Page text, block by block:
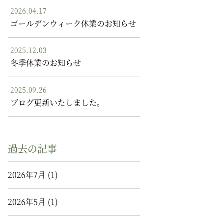
2026.04.17
ゴールデンウィーク休業のお知らせ
2025.12.03
冬季休業のお知らせ
2025.09.26
ブログ更新いたしました。
過去の記事
2026年7月 (1)
2026年5月 (1)